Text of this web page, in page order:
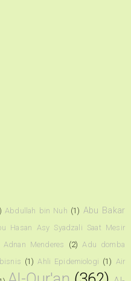
Abdullah bin Nuh (1) Abu Bakar
Hasan Asy Syadzali Saat Mesir
Adnan Menderes (2) Adu domba
(1) Ahli Epidemiologi (1) Air